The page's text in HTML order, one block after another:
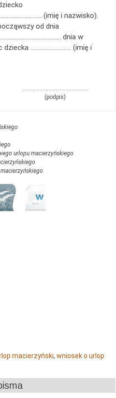
(imię i nazwisko).
od dnia
dnia w
dziecka ………………………. (imię i
………………………………………
(podpis)
urlopu macierzyńskiego
macierzyński, wniosek o urlop